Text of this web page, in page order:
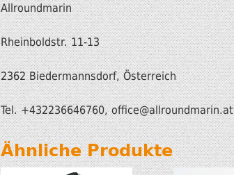
Allroundmarin
Rheinboldstr. 11-13
2362 Biedermannsdorf, Österreich
Tel. +432236646760, office@allroundmarin.at
Ähnliche Produkte